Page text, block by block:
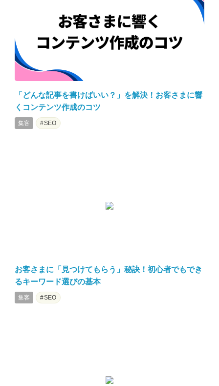
「どんな記事を書けばいい？」を解決！お客さまに響
くコンテンツ作成のコツ
集客 SEO
お客さまに「見つけてもらう」秘訣！初心者でもでき
るキーワード選びの基本
集客 SEO